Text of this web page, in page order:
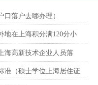
口落户去哪办理）
地在上海积分满120分小
海高新技术企业人员落
准（硕士学位上海居住证